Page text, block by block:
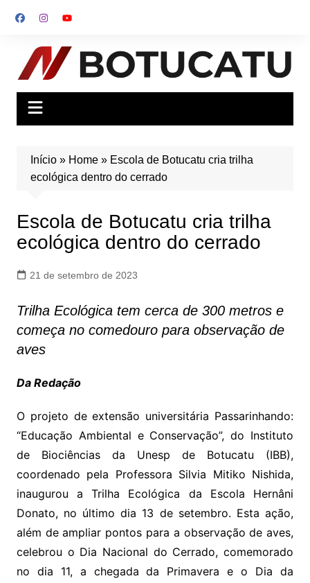
para
conteúdo
Início» Home» Escola de Botucatu cria trilha
ecológica dentro do cerrado
Escola de Botucatu cria trilha
ecológica dentro do cerrado
21 de setembro de 2023
Trilha Ecológica tem cerca de 300 metros e
começa no comedouro para observação de
aves
Da Redação
O projeto de extensão universitária Passarinhando:
“Educação Ambiental e Conservação”, do Instituto
de Biociências da Unesp de Botucatu (IBB),
coordenado pela Professora Silvia Mitiko Nishida,
inaugurou a Trilha Ecológica da Escola Hernâni
Donato, no último dia 13 de setembro. Esta ação,
além de ampliar pontos para a observação de aves,
celebrou o Dia Nacional do Cerrado, comemorado
no dia 11, a chegada da Primavera e o Dia da